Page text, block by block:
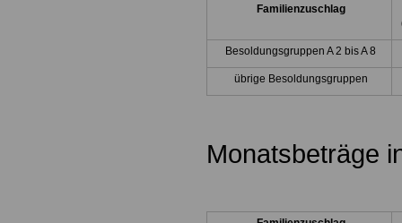
Familienzuschlag
Besoldungsgruppen A 2 bis A 8
übrige Besoldungsgruppen
Monatsbeträge